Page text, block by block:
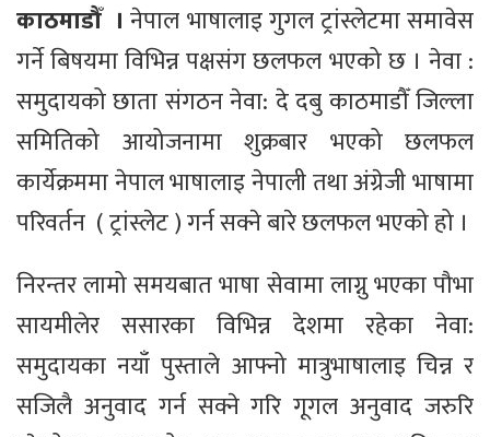
काठमाडौँ । नेपाल भाषालाइ गुगल ट्रांस्लेटमा समावेस
गर्ने बिषयमा विभिन्न पक्षसंग छलफल भएको छ । नेवा :
समुदायको छाता संगठन नेवा: दे दबु काठमाडौँ जिल्ला
समितिको आयोजनामा शुक्रबार भएको छलफल
कार्येक्रममा नेपाल भाषालाइ नेपाली तथा अंग्रेजी भाषामा
परिवर्तन ( ट्रांस्लेट ) गर्न सक्ने बारे छलफल भएको हो ।
निरन्तर लामो समयबात भाषा सेवामा लाग्नु भएका पौभा
सायमीलेर ससारका विभिन्न देशमा रहेका नेवा:
समुदायका नयाँ पुस्ताले आफ्नो मात्रुभाषालाइ चिन्न र
सजिलै अनुवाद गर्न सक्ने गरि गूगल अनुवाद जरुरि